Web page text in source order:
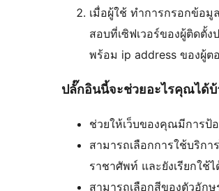
เมื่อผู้ใช้ ทำการกรอกข้อ
สอบที่เซิฟเวอร์ของผู้ติดตั้ง
พร้อม ip address ของผู้ต
ปลั๊กอินนี้จะช่วยอะไรคุณได้บ้
ช่วยให้เว็บของคุณมีการป้
สามารถเลือกการใช้บริก
ราชาศัพท์ และยังเรียกใช้
สามารถเลือกสีของตัวอัก